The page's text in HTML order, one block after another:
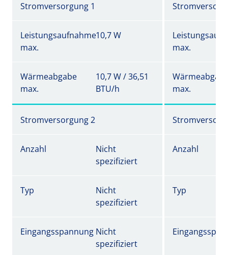
Stromversorgung 1
Leistungsaufnahme
max.
10,7 W
max.
Wärmeabgabe
max.
10,7 W / 36,51
BTU/h
max.
Stromversorgung 2
Anzahl
Nicht
spezifiziert
Anzahl
Typ
Nicht
spezifiziert
Typ
Eingangsspannung Nicht
spezifiziert